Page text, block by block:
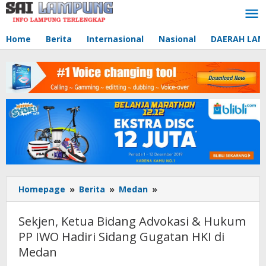
Lewati
Home Berita Internasional Nasional DAERAH
Homepage » Berita » Medan »
Ketua
Bidang
Advokasi
&
Sekjen, Ketua Bidang Advokasi & Hukum
PP IWO Hadiri Sidang Gugatan HKI di
Medan